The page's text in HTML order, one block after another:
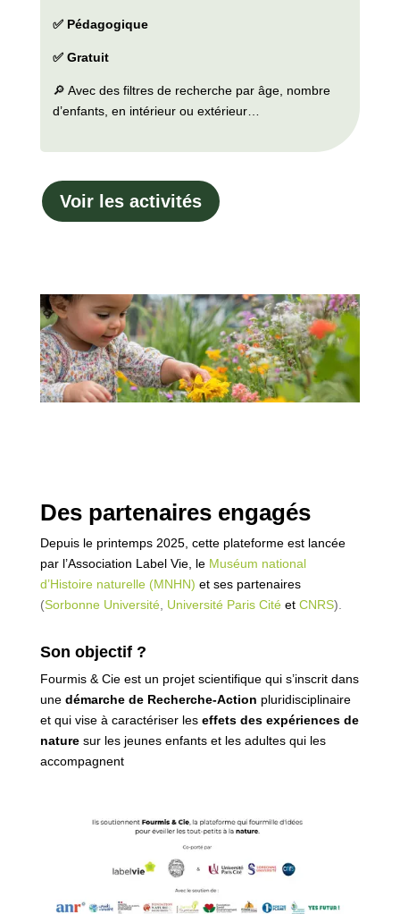
✅ Pédagogique
✅ Gratuit
🔎 Avec des filtres de recherche par âge, nombre
d’enfants, en intérieur ou extérieur…
Voir les activités
Des partenaires engagés
Depuis le printemps 2025, cette plateforme est lancée
par l’Association Label Vie, le Muséum national
d’Histoire naturelle (MNHN) et ses partenaires
(Sorbonne Université, Université Paris Cité et CNRS).
Son objectif ?
Fourmis & Cie est un projet scientifique qui s’inscrit dans
une démarche de Recherche-Action pluridisciplinaire
et qui vise à caractériser les effets des expériences de
naturesur les jeunes enfants et les adultes qui les
accompagnent